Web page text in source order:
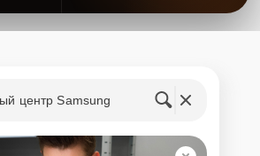
центр Samsung